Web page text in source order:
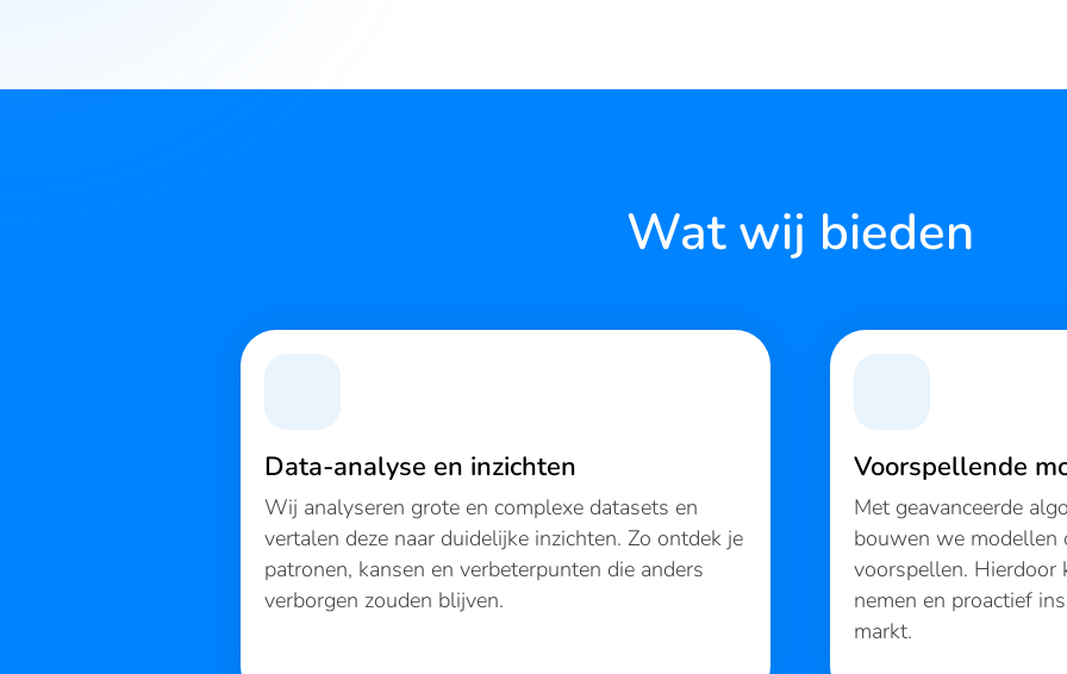
Wat wij bieden
Data-analyse en inzichten
Wij analyseren grote en complexe datasets en
vertalen deze naar duidelijke inzichten. Zo ontdek je
patronen, kansen en verbeterpunten die anders
verborgen zouden blijven.
Voorspellende
Met geavanceerde
bouwen we modellen
voorspellen. Hierdoor
nemen en proactief
markt.